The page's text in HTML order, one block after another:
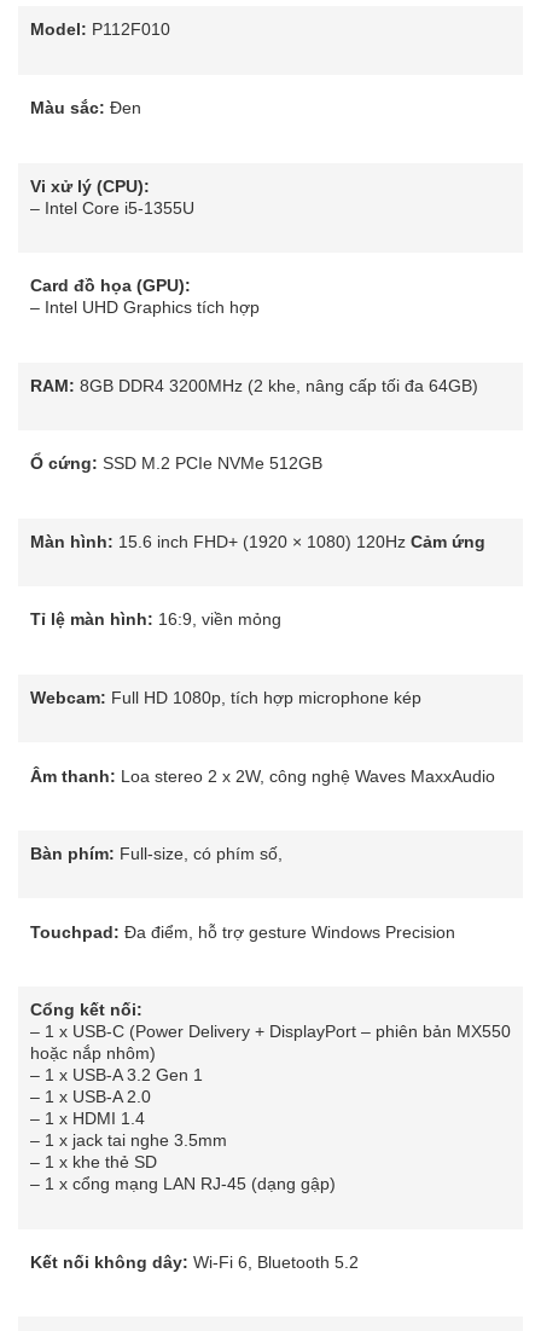
Model: P112F010
Màu sắc: Đen
Vi xử lý (CPU):
– Intel Core i5-1355U
Card đồ họa (GPU):
– Intel UHD Graphics tích hợp
RAM: 8GB DDR4 3200MHz (2 khe, nâng cấp tối đa 64GB)
Ổ cứng: SSD M.2 PCIe NVMe 512GB
Màn hình: 15.6 inch FHD+ (1920 × 1080) 120Hz Cảm ứng
Tỉ lệ màn hình: 16:9, viền mỏng
Webcam: Full HD 1080p, tích hợp microphone kép
Âm thanh: Loa stereo 2 x 2W, công nghệ Waves MaxxAudio
Bàn phím: Full-size, có phím số,
Touchpad: Đa điểm, hỗ trợ gesture Windows Precision
Cổng kết nối:
– 1 x USB-C (Power Delivery + DisplayPort – phiên bản MX550
hoặc nắp nhôm)
– 1 x USB-A 3.2 Gen 1
– 1 x USB-A 2.0
– 1 x HDMI 1.4
– 1 x jack tai nghe 3.5mm
– 1 x khe thẻ SD
– 1 x cổng mạng LAN RJ-45 (dạng gập)
Kết nối không dây: Wi-Fi 6, Bluetooth 5.2